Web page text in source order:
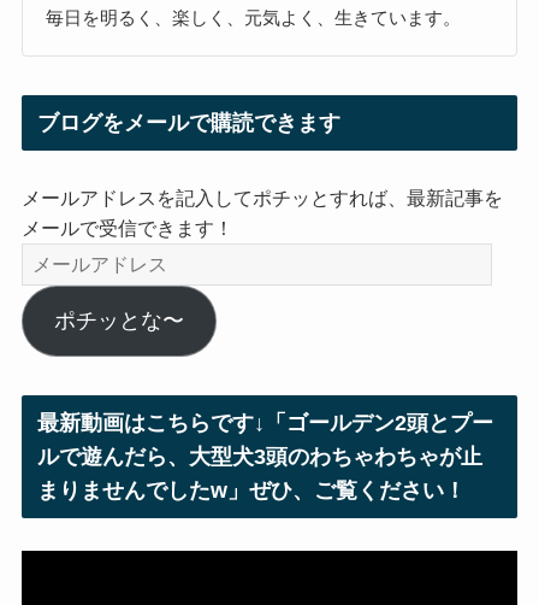
毎日を明るく、楽しく、元気よく、生きています。
ブログをメールで購読できます
メールアドレスを記入してポチッとすれば、最新記事を
メールで受信できます！
メ
ー
ル
ア
ス
ポチッとな〜
最新動画はこちらです↓「ゴールデン2頭とプー
ルで遊んだら、大型犬3頭のわちゃわちゃが止
まりませんでしたw」ぜひ、ご覧ください！